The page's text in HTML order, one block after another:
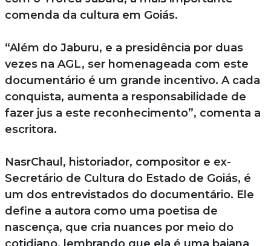
comenda da cultura em Goiás.
“Além do Jaburu, e a presidência por duas
vezes na AGL, ser homenageada com este
documentário é um grande incentivo. A cada
conquista, aumenta a responsabilidade de
fazer jus a este reconhecimento”, comenta a
escritora.
NasrChaul, historiador, compositor e ex-
Secretário de Cultura do Estado de Goiás, é
um dos entrevistados do documentário. Ele
define a autora como uma poetisa de
nascença, que cria nuances por meio do
cotidiano, lembrando que ela é uma baiana